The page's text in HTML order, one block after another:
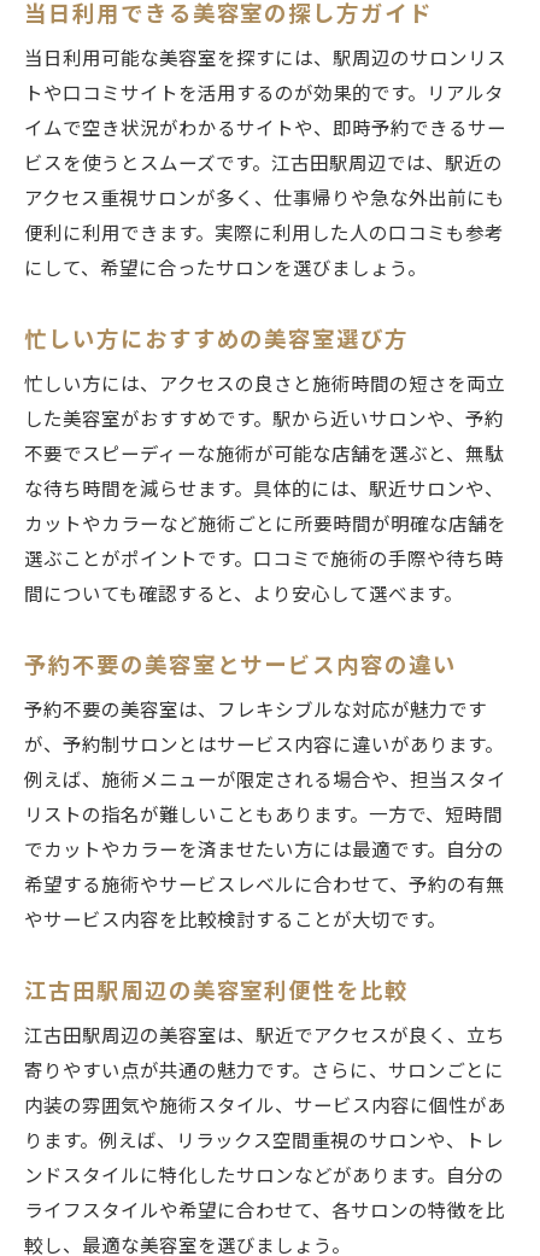
当日利用できる美容室の探し方ガイド
当日利用可能な美容室を探すには、駅周辺のサロンリス
トや口コミサイトを活用するのが効果的です。リアルタ
イムで空き状況がわかるサイトや、即時予約できるサー
ビスを使うとスムーズです。江古田駅周辺では、駅近の
アクセス重視サロンが多く、仕事帰りや急な外出前にも
便利に利用できます。実際に利用した人の口コミも参考
にして、希望に合ったサロンを選びましょう。
忙しい方におすすめの美容室選び方
忙しい方には、アクセスの良さと施術時間の短さを両立
した美容室がおすすめです。駅から近いサロンや、予約
不要でスピーディーな施術が可能な店舗を選ぶと、無駄
な待ち時間を減らせます。具体的には、駅近サロンや、
カットやカラーなど施術ごとに所要時間が明確な店舗を
選ぶことがポイントです。口コミで施術の手際や待ち時
間についても確認すると、より安心して選べます。
予約不要の美容室とサービス内容の違い
予約不要の美容室は、フレキシブルな対応が魅力です
が、予約制サロンとはサービス内容に違いがあります。
例えば、施術メニューが限定される場合や、担当スタイ
リストの指名が難しいこともあります。一方で、短時間
でカットやカラーを済ませたい方には最適です。自分の
希望する施術やサービスレベルに合わせて、予約の有無
やサービス内容を比較検討することが大切です。
江古田駅周辺の美容室利便性を比較
江古田駅周辺の美容室は、駅近でアクセスが良く、立ち
寄りやすい点が共通の魅力です。さらに、サロンごとに
内装の雰囲気や施術スタイル、サービス内容に個性があ
ります。例えば、リラックス空間重視のサロンや、トレ
ンドスタイルに特化したサロンなどがあります。自分の
ライフスタイルや希望に合わせて、各サロンの特徴を比
較し、最適な美容室を選びましょう。